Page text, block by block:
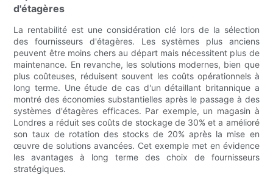
d'étagères
La rentabilité est une considération clé lors de la sélection
des fournisseurs d'étagères. Les systèmes plus anciens
peuvent être moins chers au départ mais nécessitent plus de
maintenance. En revanche, les solutions modernes, bien que
plus coûteuses, réduisent souvent les coûts opérationnels à
long terme. Une étude de cas d'un détaillant britannique a
montré des économies substantielles après le passage à des
systèmes d'étagères efficaces. Par exemple, un magasin à
Londres a réduit ses coûts de stockage de 30% et a amélioré
son taux de rotation des stocks de 20% après la mise en
œuvre de solutions avancées. Cet exemple met en évidence
les avantages à long terme des choix de fournisseurs
stratégiques.